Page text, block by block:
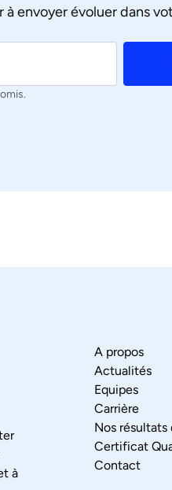
envoyer évoluer dans
à
A propos
Actualités
Equipes
Carrière
Nos
Certificat
Contact